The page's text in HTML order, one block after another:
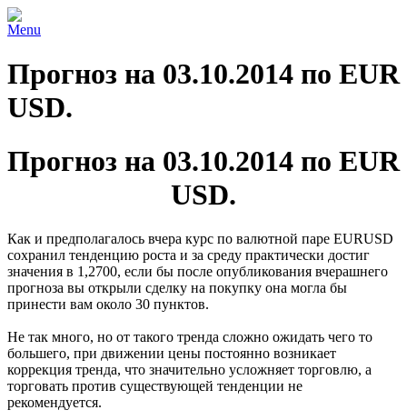
Menu
Прогноз на 03.10.2014 по EUR
USD.
Прогноз на 03.10.2014 по EUR
USD.
Как и предполагалось вчера курс по валютной паре EURUSD
сохранил тенденцию роста и за среду практически достиг
значения в 1,2700, если бы после опубликования вчерашнего
прогноза вы открыли сделку на покупку она могла бы
принести вам около 30 пунктов.
Не так много, но от такого тренда сложно ожидать чего то
большего, при движении цены постоянно возникает
коррекция тренда, что значительно усложняет торговлю, а
торговать против существующей тенденции не
рекомендуется.